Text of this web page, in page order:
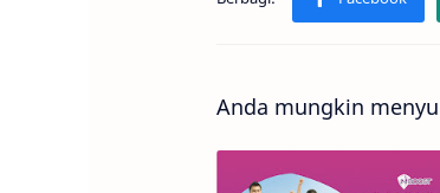
Anda mungkin